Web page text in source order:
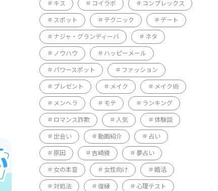
キス コイラボ コンプレックス
スポット テクニック デート
ナジャ・グランディーバ ネタ
ノウハウ ハッピーメール
パワースポット ファッション
プレゼント メイク メイク術
メンヘラ モテ ランキング
ロマンス詐欺 人気 体験談
出会い 動画紹介 占い
原因 吉崎綾 夢占い
女の本音 女性向け 婚活
対処法 復縁 心理テスト